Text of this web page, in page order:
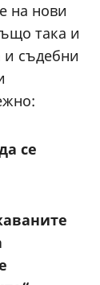
на нови
така и
и съдебни
се